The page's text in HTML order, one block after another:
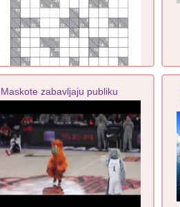
Maskote zabavljaju publiku